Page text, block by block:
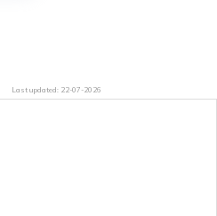
Last updated: 22-07-2026